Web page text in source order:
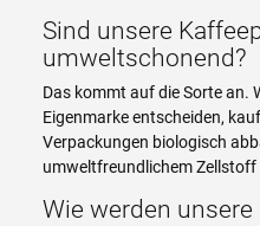
Sind unsere
umweltschonend?
Das kommt auf die Sorte an.
Eigenmarke entscheiden,
Verpackungen biologisch
umweltfreundlichem Zellstoff
Wie werden